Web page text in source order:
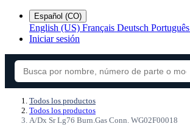
Español (CO)
English (US) Français Deutsch Português
Iniciar sesión
Todos los productos
Todos los productos
A/Dx Sr Lg76 Burn.Gas Conn. WG02F00018